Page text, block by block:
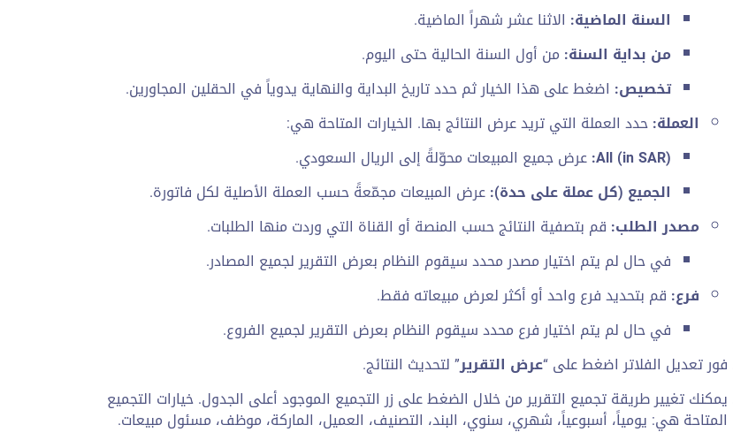
السنة الماضية: الاثنا عشر شهراً الماضية.
من بداية السنة: من أول السنة الحالية حتى اليوم.
تخصيص: اضغط على هذا الخيار ثم حدد تاريخ البداية والنهاية يدوياً في الحقلين المجاورين.
العملة:حدد العملة التي تريد عرض النتائج بها. الخيارات المتاحة هي:
All (in SAR): عرض جميع المبيعات محوّلةً إلى الريال السعودي.
الجميع (كل عملة على حدة):عرض المبيعات مجمّعةً حسب العملة الأصلية لكل فاتورة.
مصدر الطلب: قم بتصفية النتائج حسب المنصة أو القناة التي وردت منها الطلبات.
في حال لم يتم اختيار مصدر محدد سيقوم النظام بعرض التقرير لجميع المصادر.
فرع: قم بتحديد فرع واحد أو أكثر لعرض مبيعاته فقط.
في حال لم يتم اختيار فرع محدد سيقوم النظام بعرض التقرير لجميع الفروع.
فور تعديل الفلاتر اضغط على “عرض التقرير” لتحديث النتائج.
يمكنك تغيير طريقة تجميع التقرير من خلال الضغط على زر التجميع الموجود أعلى الجدول. خيارات التجميع
المتاحة هي: يومياً، أسبوعياً، شهري، سنوي، البند، التصنيف، العميل، الماركة، موظف، مسئول مبيعات.